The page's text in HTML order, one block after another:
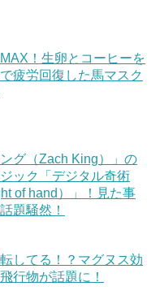
！生卵とコーヒーを
疲労回復した馬マスク
ング（Zach King）」の
ック「デジタル奇術
of hand）」！見た事
題騒然！
してる！？マグヌス効
行物が話題に！